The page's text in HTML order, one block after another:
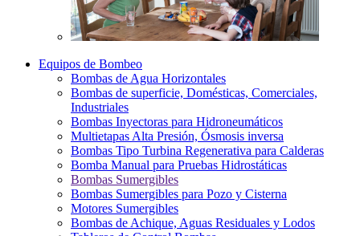
Equipos de Bombeo
Bombas de Agua Horizontales
Bombas de superficie, Domésticas, Comerciales,
Industriales
Bombas Inyectoras para Hidroneumáticos
Multietapas Alta Presión, Ósmosis inversa
Bombas Tipo Turbina Regenerativa para Calderas
Bomba Manual para Pruebas Hidrostáticas
Bombas Sumergibles
Bombas Sumergibles para Pozo y Cisterna
Motores Sumergibles
Bombas de Achique, Aguas Residuales y Lodos